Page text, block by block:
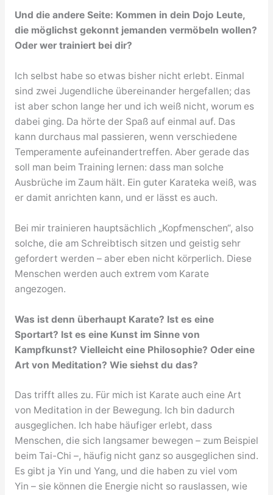
Und die andere Seite: Kommen in dein Dojo Leute,
die möglichst gekonnt jemanden vermöbeln wollen?
Oder wer trainiert bei dir?
Ich selbst habe so etwas bisher nicht erlebt. Einmal
sind zwei Jugendliche übereinander hergefallen; das
ist aber schon lange her und ich weiß nicht, worum es
dabei ging. Da hörte der Spaß auf einmal auf. Das
kann durchaus mal passieren, wenn verschiedene
Temperamente aufeinandertreffen. Aber gerade das
soll man beim Training lernen: dass man solche
Ausbrüche im Zaum hält. Ein guter Karateka weiß, was
er damit anrichten kann, und er lässt es auch.
Bei mir trainieren hauptsächlich „Kopfmenschen“, also
solche, die am Schreibtisch sitzen und geistig sehr
gefordert werden – aber eben nicht körperlich. Diese
Menschen werden auch extrem vom Karate
angezogen.
Was ist denn überhaupt Karate? Ist es eine
Sportart? Ist es eine Kunst im Sinne von
Kampfkunst? Vielleicht eine Philosophie? Oder eine
Art von Meditation? Wie siehst du das?
Das trifft alles zu. Für mich ist Karate auch eine Art
von Meditation in der Bewegung. Ich bin dadurch
ausgeglichen. Ich habe häufiger erlebt, dass
Menschen, die sich langsamer bewegen – zum Beispiel
beim Tai-Chi –, häufig nicht ganz so ausgeglichen sind.
Es gibt ja Yin und Yang, und die haben zu viel vom
Yin – sie können die Energie nicht so rauslassen, wie